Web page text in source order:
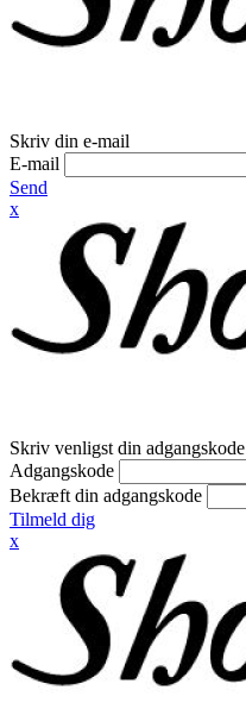
Skriv din e-mail
E-mail
Send
x
Skriv venligst din adgangskode
Adgangskode
Bekræft din adgangskode
Tilmeld dig
x